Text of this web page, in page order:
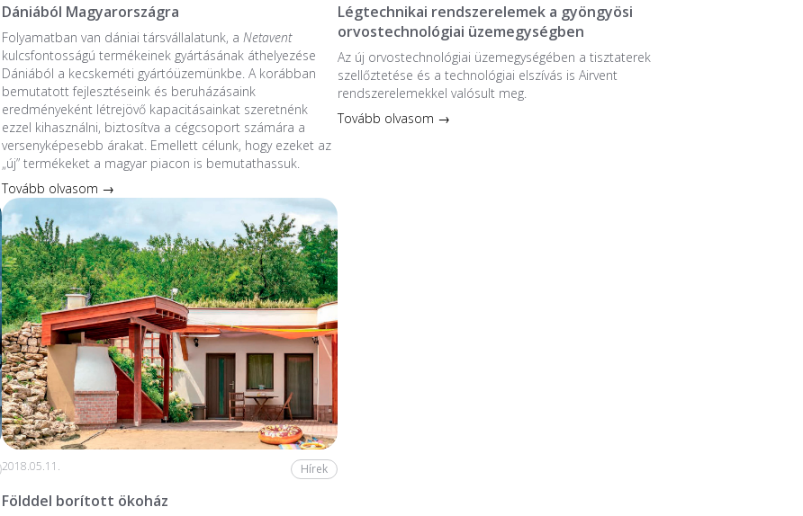
Dániából Magyarországra
Folyamatban van dániai társvállalatunk, a Netavent
kulcsfontosságú termékeinek gyártásának áthelyezése
Dániából a kecskeméti gyártóüzemünkbe. A korábban
bemutatott fejlesztéseink és beruházásaink
eredményeként létrejövő kapacitásainkat szeretnénk
ezzel kihasználni, biztosítva a cégcsoport számára a
versenyképesebb árakat. Emellett célunk, hogy ezeket az
„új” termékeket a magyar piacon is bemutathassuk.
Tovább olvasom →
Légtechnikai rendszerelemek a gyöngyösi
orvostechnológiai üzemegységben
Az új orvostechnológiai üzem­egységében a tiszta­terek
szellőztetése és a technológiai elszívás is Airvent
rendszerelemekkel valósult meg.
Tovább olvasom →
2018.05.11. Hírek
Földdel borított ökoház